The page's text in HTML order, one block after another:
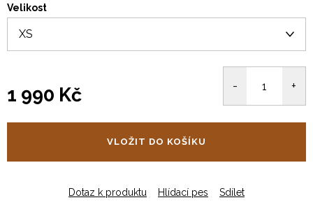
Velikost
1 990 Kč
VLOŽIT DO KOŠÍKU
Dotaz k produktu Hlídací pes Sdílet